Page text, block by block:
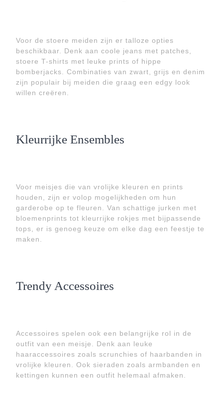
Voor de stoere meiden zijn er talloze opties
beschikbaar. Denk aan coole jeans met patches,
stoere T-shirts met leuke prints of hippe
bomberjacks. Combinaties van zwart, grijs en denim
zijn populair bij meiden die graag een edgy look
willen creëren.
Kleurrijke Ensembles
Voor meisjes die van vrolijke kleuren en prints
houden, zijn er volop mogelijkheden om hun
garderobe op te fleuren. Van schattige jurken met
bloemenprints tot kleurrijke rokjes met bijpassende
tops, er is genoeg keuze om elke dag een feestje te
maken.
Trendy Accessoires
Accessoires spelen ook een belangrijke rol in de
outfit van een meisje. Denk aan leuke
haaraccessoires zoals scrunchies of haarbanden in
vrolijke kleuren. Ook sieraden zoals armbanden en
kettingen kunnen een outfit helemaal afmaken.